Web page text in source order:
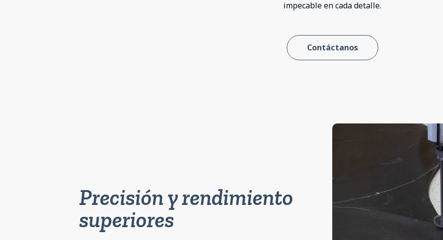
impecable en cada detalle.
Contáctanos
Precisión y rendimiento
superiores